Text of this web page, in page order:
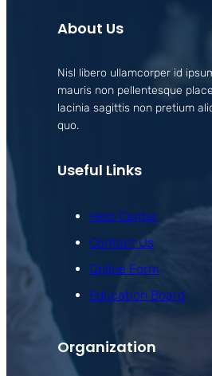
About Us
Nisl libero ullamcorper id
mauris non pellentesque
lacinia sagittis non pretium
quo.
Useful Links
Help Center
Contact Us
Online Form
Education Board
Organization